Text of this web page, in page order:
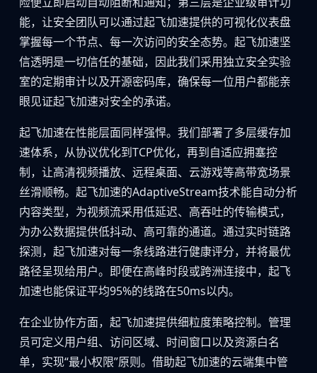
能，让安全团队可以通过起飞加速提供的可视化仪表盘
掌握每一个节点、每一次访问的安全态势。起飞加速坚
信透明是一切信任的基础，因此我们采用独立安全实验
室的定期审计以及开源密码库，确保每一位用户都能亲
眼见证起飞加速对安全的承诺。
起飞加速在性能层面同样强悍。我们部署了多层缓存加
速体系，从协议优化到TCP优化，再到自适应拥塞控
制，让高清视频播放、远程桌面、云游戏等高带宽场景
丝滑顺畅。起飞加速的AdaptiveStream技术能自动分析
内容类型，为视频流采用低延迟、高吞吐的传输模式，
为办公数据提供低抖动、高可靠的通道。通过实时链路
探测，起飞加速对每一条线路进行健康评分，并将最优
路径呈现给用户。即便在高峰时段或跨洲连接中，起飞
加速也能保证平均95%的线路在50ms以内。
在企业协作方面，起飞加速提供细粒度策略控制。管理
员可定义用户组、访问区域、时间窗口以及资源白名
单，实现“最小权限”原则。借助起飞加速的云端集中管